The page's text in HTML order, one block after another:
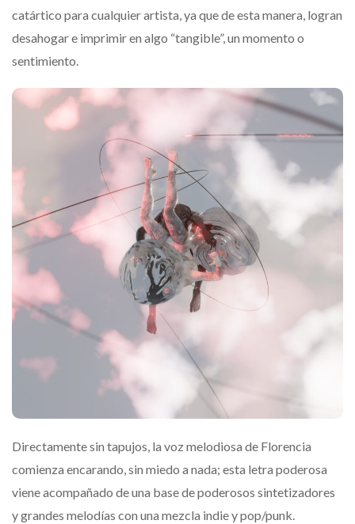
catártico para cualquier artista, ya que de esta manera, logran
desahogar e imprimir en algo “tangible”, un momento o
sentimiento.
Directamente sin tapujos, la voz melodiosa de Florencia
comienza encarando, sin miedo a nada; esta letra poderosa
viene acompañado de una base de poderosos sintetizadores
y grandes melodías con una mezcla indie y pop/punk.